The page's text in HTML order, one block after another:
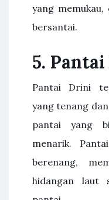
yang
bersantai.
5.
Pantai Drini
yang tenang
pantai yang
menarik.
berenang,
hidangan laut